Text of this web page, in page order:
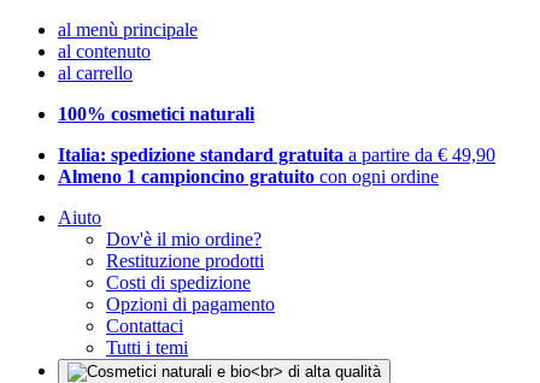
al menù principale
al contenuto
al carrello
100% cosmetici naturali
Italia: spedizione standard gratuita a partire da € 49,90
Almeno 1 campioncino gratuito con ogni ordine
Aiuto
Dov'è il mio ordine?
Restituzione prodotti
Costi di spedizione
Opzioni di pagamento
Contattaci
Tutti i temi